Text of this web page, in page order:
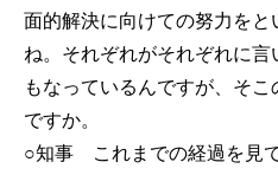
面的解決に向けての努力をと
ね。それぞれがそれぞれに
もなっているんですが、そ
ですか。
○知事 これまでの経過を見